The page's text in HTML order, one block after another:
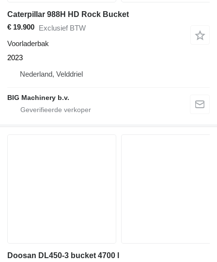
Caterpillar 988H HD Rock Bucket
€ 19.900 Exclusief BTW
Voorladerbak
2023
Nederland, Velddriel
BIG Machinery b.v.
Doosan DL450-3 bucket 4700 l